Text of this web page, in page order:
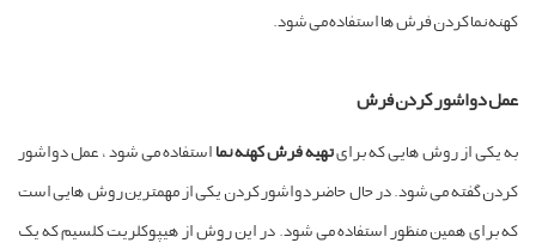
کهنه نما کردن فرش ها استفاده می شود.
عمل دواشور کردن فرش
به یکی از روش هایی که برایتهیه فرش کهنه نما استفاده می شود ، عمل دواشور
کردن گفته می شود. در حال حاضر دواشور کردن یکی از مهمترین روش هایی است
که برای همین منظور استفاده می شود. در این روش از هیپوکلریت کلسیم که یک